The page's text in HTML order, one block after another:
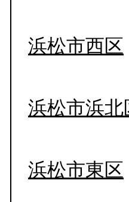
浜松市西区
浜松市浜北
浜松市東区